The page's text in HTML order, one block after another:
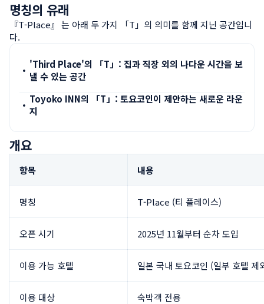
명칭의 유래
『T-Place』 는 아래 두 가지 「T」의 의미를 함께 지닌 공간입니
다.
・ 'Third Place'의 「T」: 집과 직장 외의 나다운 시간을 보
낼 수 있는 공간
・ Toyoko INN의 「T」: 토요코인이 제안하는 새로운 라운
지
개요
항목 내용
명칭 T-Place (티 플레이스)
오픈 시기 2025년 11월부터 순차 도입
이용 가능 호텔 일본 국내 토요코인 (일부 호텔 제
이용 대상 숙박객 전용